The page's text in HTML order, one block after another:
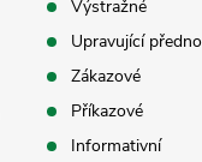
Výstražné
Upravující
Zákazové
Příkazové
Informativní